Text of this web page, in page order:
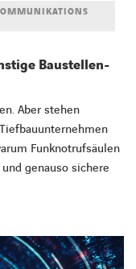
Baustellen-
Aber stehen
Funknotrufsäulen
genauso sichere